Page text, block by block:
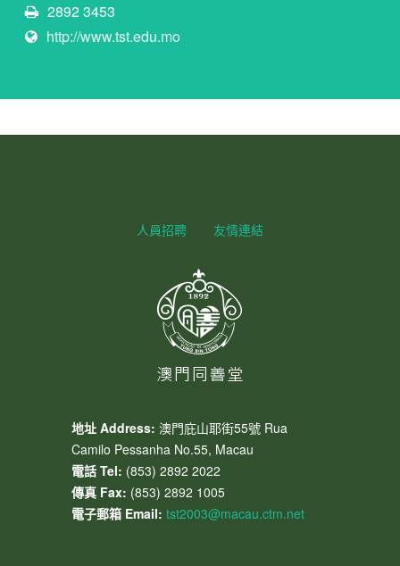
2892 3453
http://www.tst.edu.mo
人員招聘 友情連結
地址 Address: 澳門庇山耶街55號 Rua
Camilo Pessanha No.55, Macau
電話 Tel: (853) 2892 2022
傳真 Fax: (853) 2892 1005
電子郵箱 Email: tst2003@macau.ctm.net